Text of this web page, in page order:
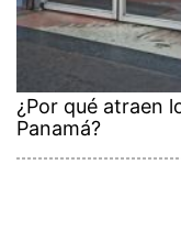
¿Por qué atraen
Panamá?